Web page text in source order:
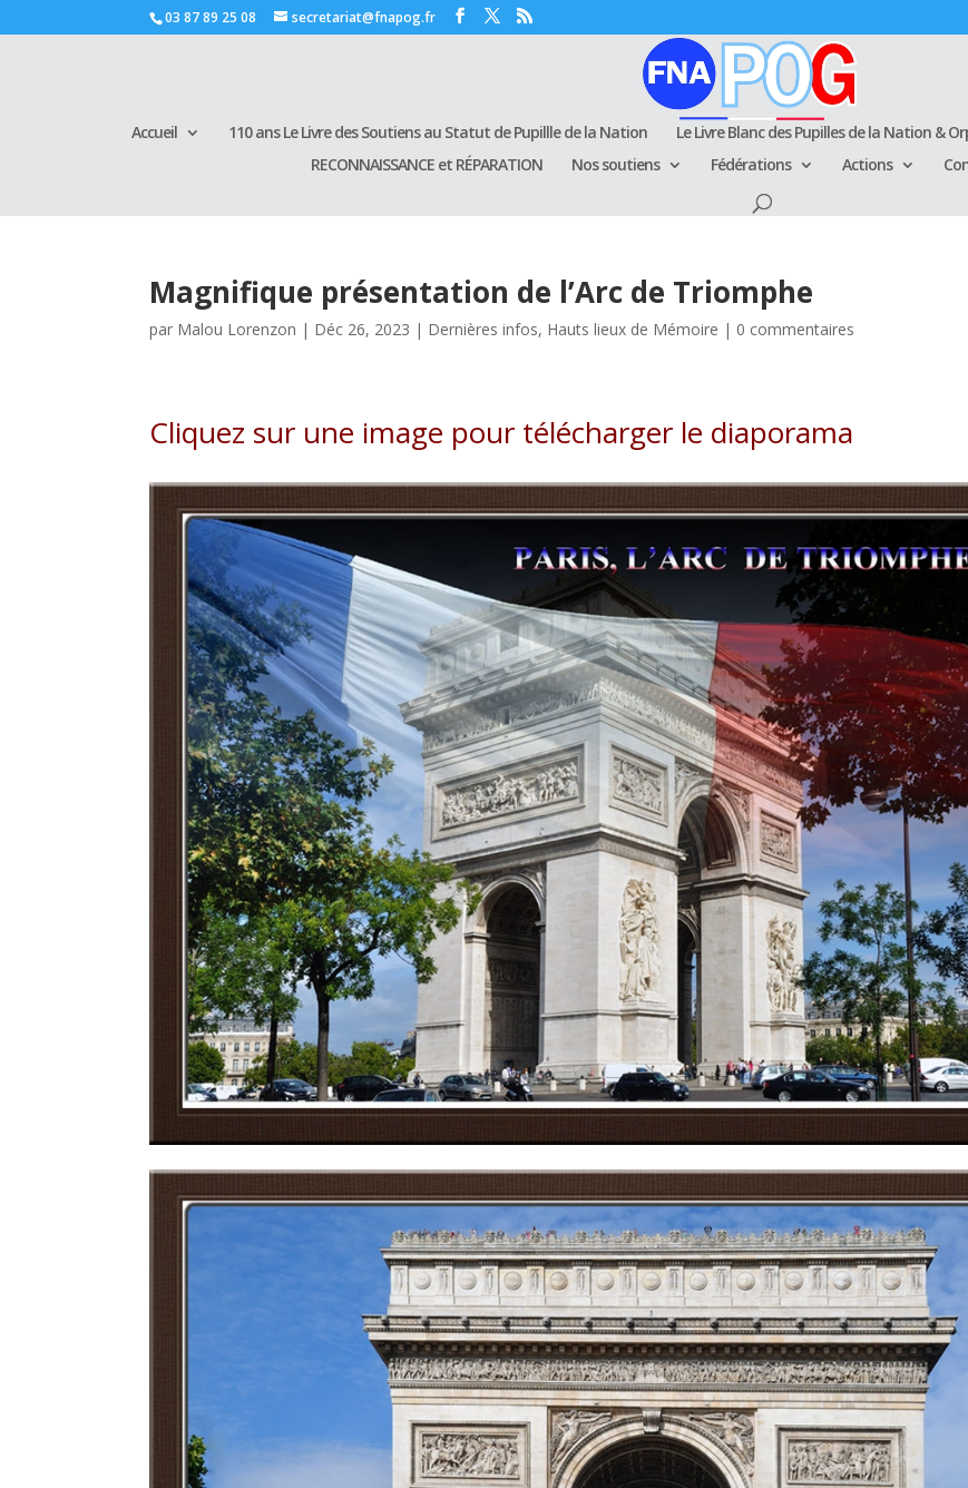
03 87 89 25 08 secretariat@fnapog.fr
Accueil 110 ans Le Livre des Soutiens au Statut de Pupillle de la Nation Le Livre Blanc des Pupilles de la Nation &
RECONNAISSANCE et RÉPARATION
Nos soutiens Fédérations Actions
Magnifique présentation de l’Arc de Triomphe
par Malou Lorenzon | Déc 26, 2023 | Dernières infos, Hauts lieux de Mémoire | 0 commentaires
Cliquez sur une image pour télécharger le diaporama